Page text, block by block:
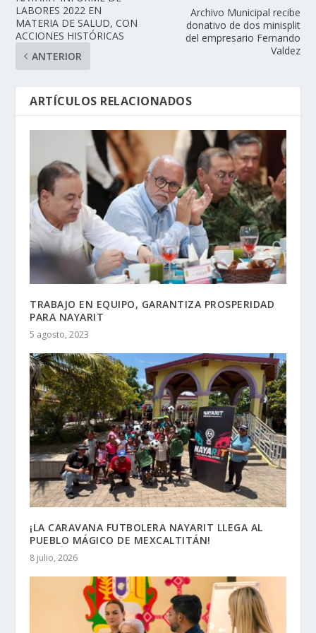
LABORES 2022 EN
MATERIA DE SALUD, CON
ACCIONES HISTÓRICAS
ANTERIOR
Archivo Municipal recibe
donativo de dos minisplit
del empresario Fernando
Valdez
ARTÍCULOS RELACIONADOS
TRABAJO EN EQUIPO, GARANTIZA PROSPERIDAD
PARA NAYARIT
5 agosto, 2023
¡LA CARAVANA FUTBOLERA NAYARIT LLEGA AL
PUEBLO MÁGICO DE MEXCALTITÁN!
8 julio, 2026